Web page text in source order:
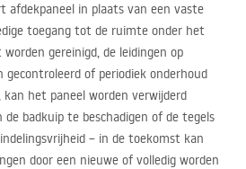
afdekpaneel in plaats van een vaste
toegang tot de ruimte onder het
gereinigd, de leidingen op
of periodiek onderhoud
het paneel worden verwijderd
badkuip te beschadigen of de tegels
– in de toekomst kan
door een nieuwe of volledig worden